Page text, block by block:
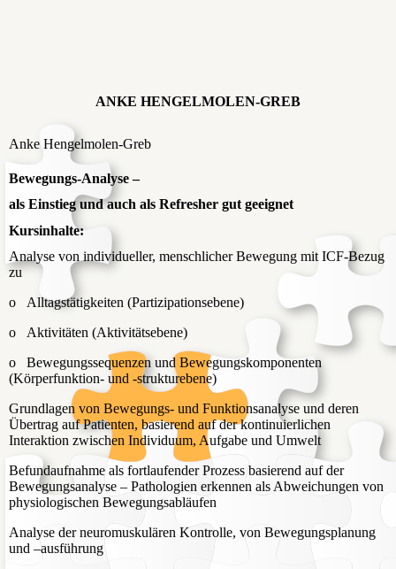
ANKE HENGELMOLEN-GREB
Anke Hengelmolen-Greb
Bewegungs-Analyse –
als Einstieg und auch als Refresher gut geeignet
Kursinhalte:
Analyse von individueller, menschlicher Bewegung mit ICF-Bezug
zu
o Alltagstätigkeiten (Partizipationsebene)
o Aktivitäten (Aktivitätsebene)
o Bewegungssequenzen und Bewegungskomponenten
(Körperfunktion- und -strukturebene)
Grundlagen von Bewegungs- und Funktionsanalyse und deren
Übertrag auf Patienten, basierend auf der kontinuierlichen
Interaktion zwischen Individuum, Aufgabe und Umwelt
Befundaufnahme als fortlaufender Prozess basierend auf der
Bewegungsanalyse – Pathologien erkennen als Abweichungen von
physiologischen Bewegungsabläufen
Analyse der neuromuskulären Kontrolle, von Bewegungsplanung
und –ausführung